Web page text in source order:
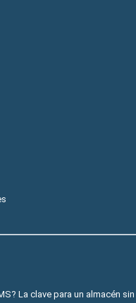
La clave para un almacén sin